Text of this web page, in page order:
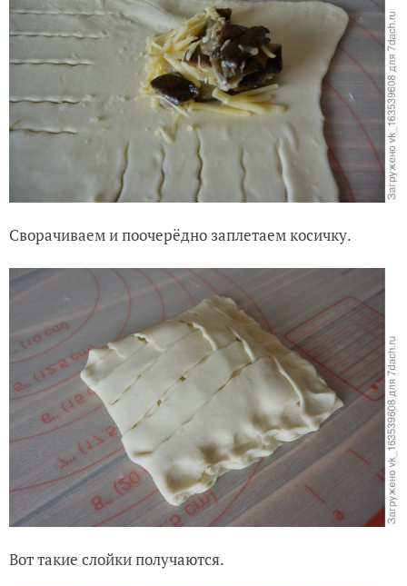
Сворачиваем и поочерёдно заплетаем косичку.
Вот такие слойки получаются.